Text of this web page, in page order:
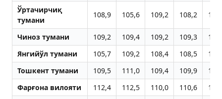
Ўртачирчиқ
тумани
108,9 105,6 109,2 108,2
Чиноз тумани 109,2 109,4 109,2 109,3
Янгийўл тумани
105,7 109,2 108,4 108,5
Тошкент тумани
109,5 111,0 109,4 109,9
Фарғона вилояти
112,4 112,5 110,0 110,6